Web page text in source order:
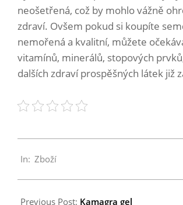
neošetřená, což by mohlo vážně
zdraví. Ovšem pokud si koupíte
nemořená a kvalitní, můžete
vitamínů, minerálů, stopových
dalších zdraví prospěšných látek již
09-
In: Zboží
Previous Post: Kamagra gel